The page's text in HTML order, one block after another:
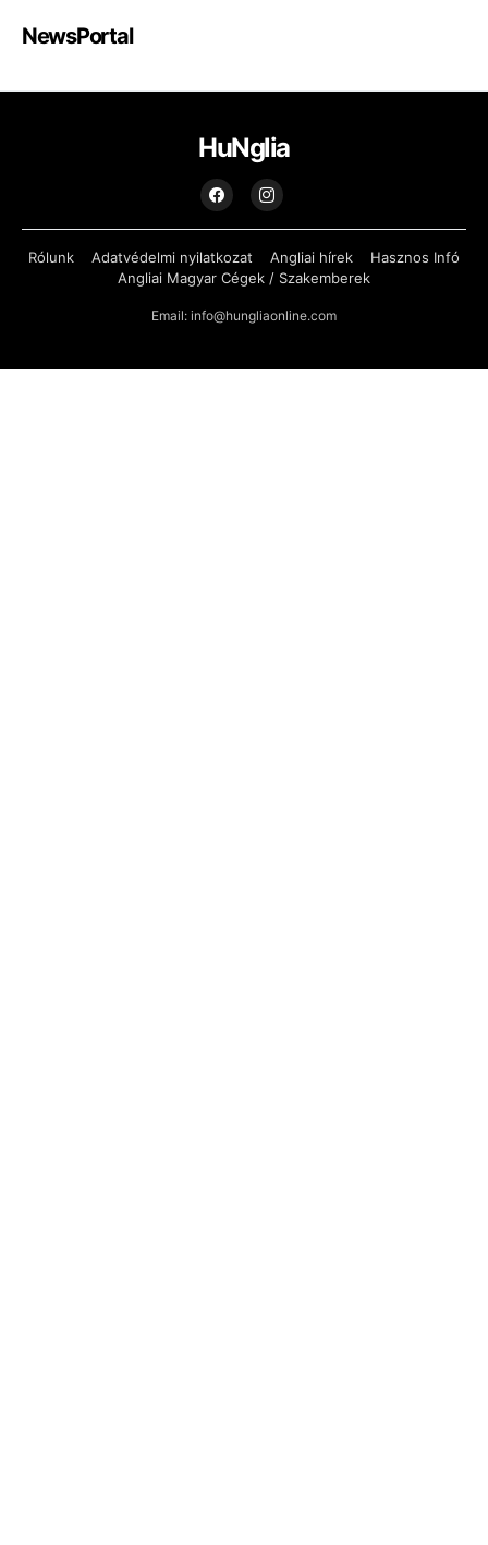
NewsPortal
HuNglia
Rólunk Adatvédelmi nyilatkozat Angliai hírek
Hasznos Infó
Angliai Magyar Cégek / Szakemberek
Email: info@hungliaonline.com